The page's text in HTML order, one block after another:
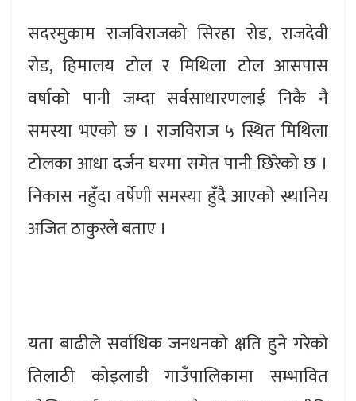
सदरमुकाम राजविराजको सिरहा रोड, राजदेवी
रोड, हिमालय टोल र मिथिला टोल आसपास
वर्षाको पानी जम्दा सर्वसाधारणलाई निकै नै
समस्या भएको छ । राजविराज ५ स्थित मिथिला
टोलका आधा दर्जन घरमा समेत पानी छिरेको छ ।
निकास नहुँदा वर्षेणी समस्या हुँदै आएको स्थानिय
अजित ठाकुरले बताए ।
यता बाढीले सर्वाधिक जनधनको क्षति हुने गरेको
तिलाठी कोइलाडी गाउँपालिकामा सम्भावित